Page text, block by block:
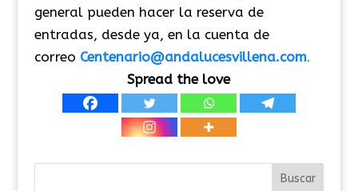
general pueden hacer la reserva de
entradas, desde ya, en la cuenta de
correo Centenario@andalucesvillena.com.
Spread the love